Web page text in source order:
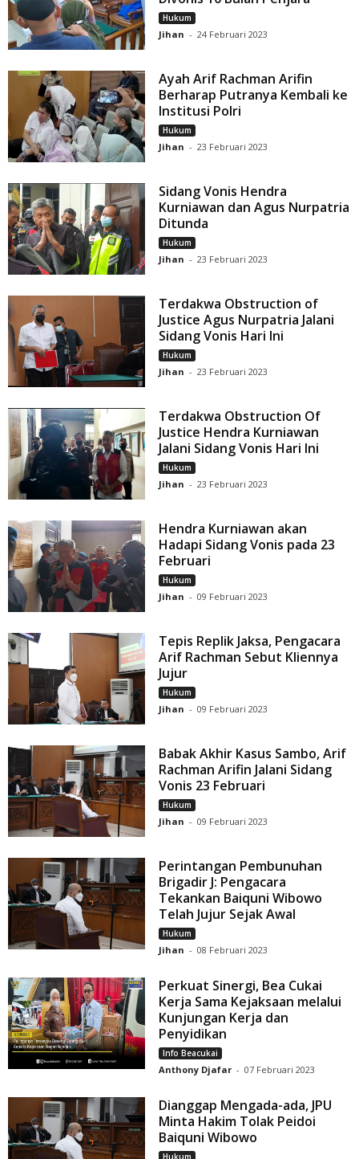
Hukum
Jihan - 24 Februari 2023
Ayah Arif Rachman Arifin
Berharap Putranya Kembali ke
Institusi Polri
Hukum
Jihan - 23 Februari 2023
Sidang Vonis Hendra
Kurniawan dan Agus Nurpatria
Ditunda
Hukum
Jihan - 23 Februari 2023
Terdakwa Obstruction of
Justice Agus Nurpatria Jalani
Sidang Vonis Hari Ini
Hukum
Jihan - 23 Februari 2023
Terdakwa Obstruction Of
Justice Hendra Kurniawan
Jalani Sidang Vonis Hari Ini
Hukum
Jihan - 23 Februari 2023
Hendra Kurniawan akan
Hadapi Sidang Vonis pada 23
Februari
Hukum
Jihan - 09 Februari 2023
Tepis Replik Jaksa, Pengacara
Arif Rachman Sebut Kliennya
Jujur
Hukum
Jihan - 09 Februari 2023
Babak Akhir Kasus Sambo, Arif
Rachman Arifin Jalani Sidang
Vonis 23 Februari
Hukum
Jihan - 09 Februari 2023
Perintangan Pembunuhan
Brigadir J: Pengacara
Tekankan Baiquni Wibowo
Telah Jujur Sejak Awal
Hukum
Jihan - 08 Februari 2023
Perkuat Sinergi, Bea Cukai
Kerja Sama Kejaksaan melalui
Kunjungan Kerja dan
Penyidikan
Info Beacukai
Anthony Djafar - 07 Februari 2023
Dianggap Mengada-ada, JPU
Minta Hakim Tolak Peidoi
Baiquni Wibowo